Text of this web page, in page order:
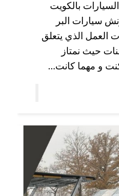
بالكويت
سيارات البر
العمل الذي يتعلق
حيث نمتاز
و مهما كانت…